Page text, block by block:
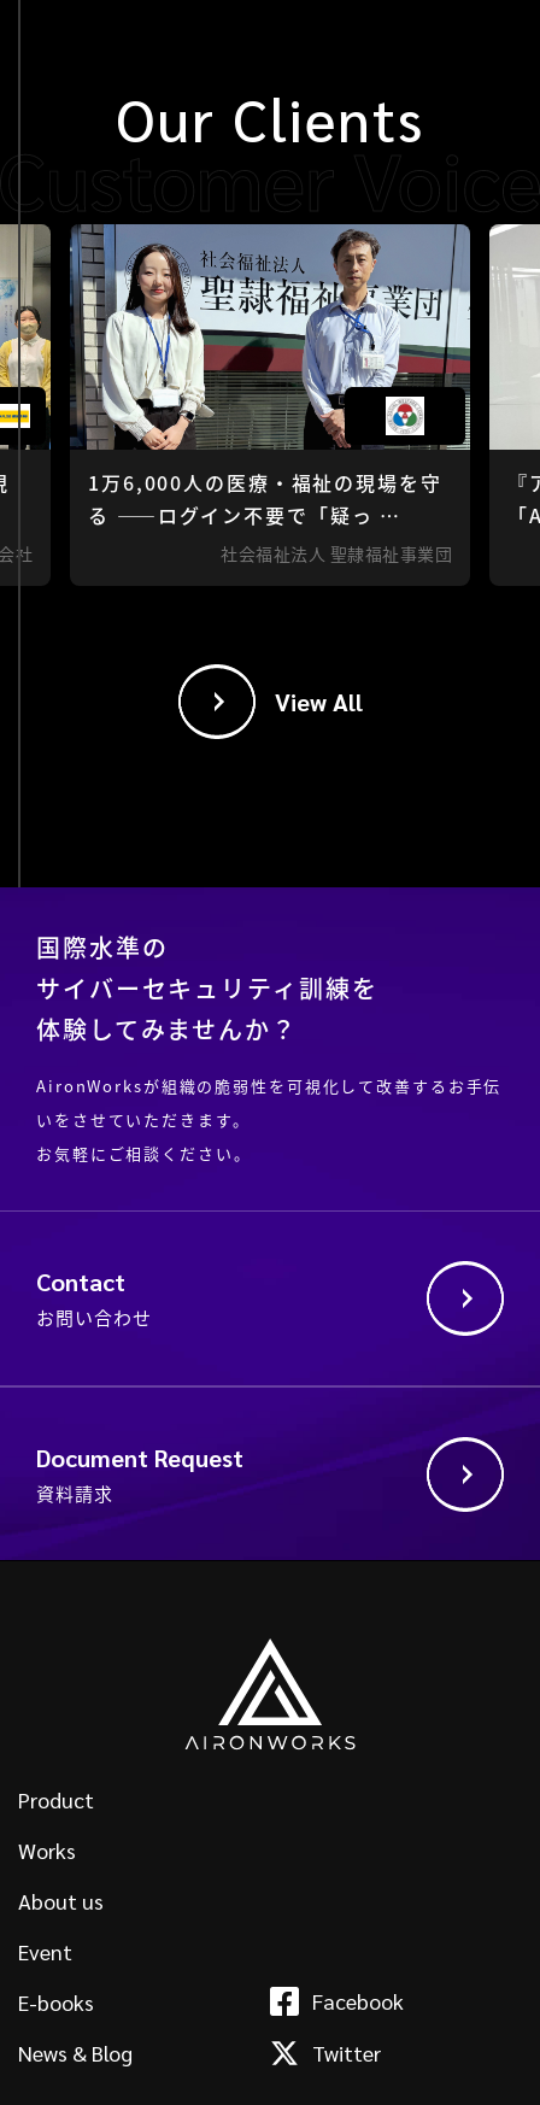
Our Clients
社
1万6,000人の医療・福祉の現場を守
る ——ログイン不要で「疑っ …
社会福祉法人 聖隷福祉事業団
View All
国際水準の
サイバーセキュリティ訓練を
体験してみませんか？
AironWorksが組織の脆弱性を可視化して改善するお手伝
いをさせていただきます。
お気軽にご相談ください。
Contact
お問い合わせ
Document Request
資料請求
Product
Works
About us
Event
E-books
News & Blog
Facebook
Twitter